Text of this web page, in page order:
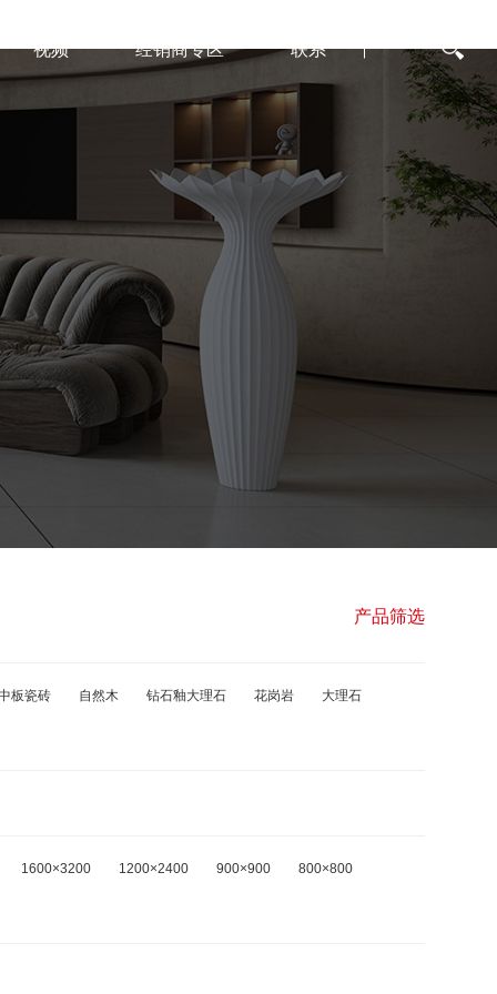
视频 经销商专区 联系
产品筛选
板瓷砖 自然木 钻石釉大理石 花岗岩 大理石
1600×3200 1200×2400 900×900 800×800